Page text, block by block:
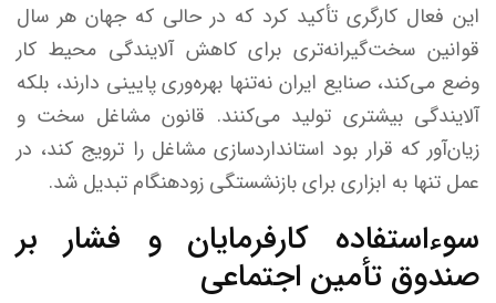
این فعال کارگری تأکید کرد که در حالی که جهان هر سال
قوانین سخت‌گیرانه‌تری برای کاهش آلایندگی محیط کار
وضع می‌کند، صنایع ایران نه‌تنها بهره‌وری پایینی دارند، بلکه
آلایندگی بیشتری تولید می‌کنند. قانون مشاغل سخت و
زیان‌آور که قرار بود استانداردسازی مشاغل را ترویج کند، در
عمل تنها به ابزاری برای بازنشستگی زودهنگام تبدیل شد.
سوءاستفاده کارفرمایان و فشار بر
صندوق تأمین اجتماعی